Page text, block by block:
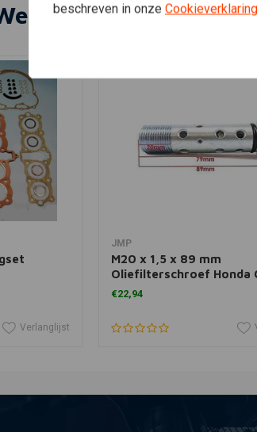
ook
Verlanglijst
JMP
M20 x 1,5 x 89 mm
Oliefilterschroef Honda
GL
€22,94
beschreven in onze Cookieverklaring